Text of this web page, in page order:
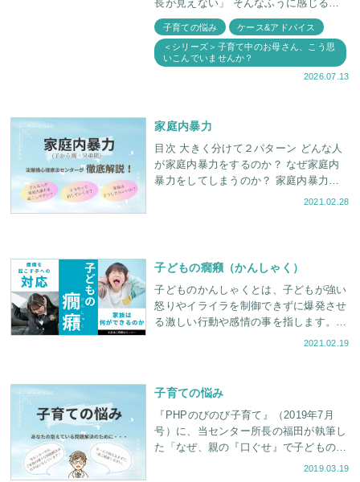
長が見えない」 そんなふうに感じるこ
とはありませんか。 実は、一見何の成
長もしていないような毎日でも
子育ての悩み ケース&アドバイス
＜シリーズ＞子育て中のお母さん、こう思
いこんでいませんか？
2026.07.13
家庭内暴力
目次 大きく分けて２パターン どんな人
が家庭内暴力をするのか？ なぜ家庭内
暴力をしてしまうのか？ 家庭内暴力の
2021.02.28
子どもの癇癪（かんしゃく）
子どものかんしゃくとは、子どもが強い
怒りやイライラを制御できずに爆発させ
る激しい行動や感情の事を指します。
このようなことでお困りではありません
2021.02.19
子育ての悩み
『PHPのびのび子育て』（2019年7月
号）に、当センター所長の福田が執筆し
た「なぜ、親の『口ぐせ』で子どもの性
格が変わるのか？」という記事が掲載さ
2019.03.19